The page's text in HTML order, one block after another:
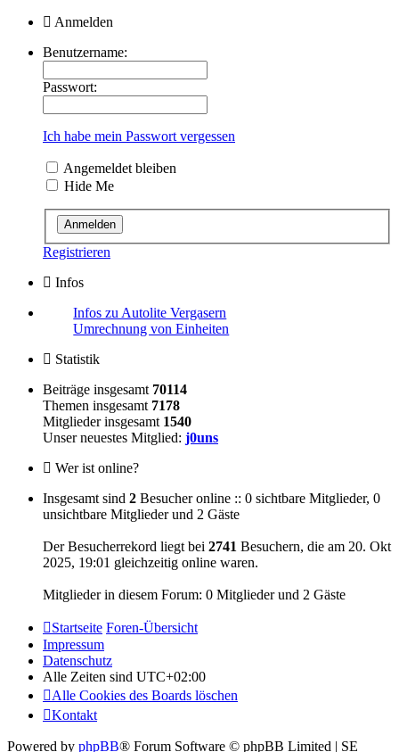
Anmelden
Benutzername:
Passwort:
Ich habe mein Passwort vergessen
Angemeldet bleiben
Hide Me
Registrieren
Infos
Infos zu Autolite Vergasern
Umrechnung von Einheiten
Statistik
Beiträge insgesamt 70114
Themen insgesamt 7178
Mitglieder insgesamt 1540
Unser neuestes Mitglied: j0uns
Wer ist online?
Insgesamt sind 2 Besucher online :: 0 sichtbare Mitglieder, 0
unsichtbare Mitglieder und 2 Gäste
Der Besucherrekord liegt bei 2741 Besuchern, die am 20. Okt
2025, 19:01 gleichzeitig online waren.
Mitglieder in diesem Forum: 0 Mitglieder und 2 Gäste
Startseite Foren-Übersicht
Impressum
Datenschutz
Alle Zeiten sind UTC+02:00
Alle Cookies des Boards löschen
Kontakt
Powered by phpBB® Forum Software © phpBB Limited | SE